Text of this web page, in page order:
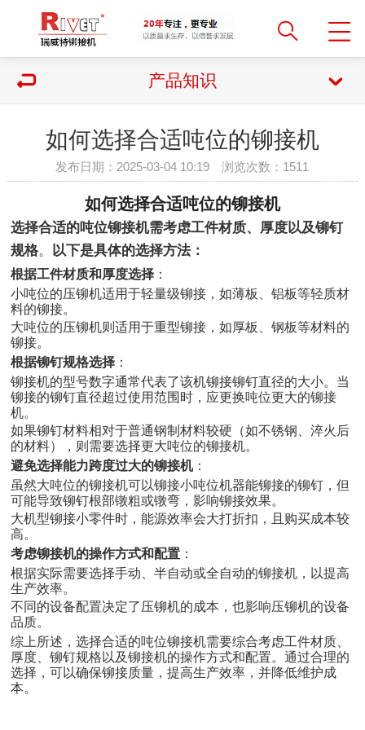
产品知识
如何选择合适吨位的铆接机
发布日期：2025-03-04 10:19 浏览次数： 1511
如何选择合适吨位的铆接机
选择合适的吨位铆接机需考虑工件材质、厚度以及铆钉
规格‌。 以下是具体的选择方法：
根据工件材质和厚度选择 ‌：
小吨位的压铆机适用于轻量级铆接，如薄板、铝板等轻质材
料的铆接‌。
大吨位的压铆机则适用于重型铆接，如厚板、钢板等材料的
铆接‌。
根据铆钉规格选择 ‌：
铆接机的型号数字通常代表了该机铆接铆钉直径的大小。当
铆接的铆钉直径超过使用范围时，应更换吨位更大的铆接
机‌。
如果铆钉材料相对于普通钢制材料较硬（如不锈钢、淬火后
的材料），则需要选择更大吨位的铆接机‌。
避免选择能力跨度过大的铆接机 ‌：
虽然大吨位的铆接机可以铆接小吨位机器能铆接的铆钉，但
可能导致铆钉根部镦粗或镦弯，影响铆接效果‌。
大机型铆接小零件时，能源效率会大打折扣，且购买成本较
高‌。
考虑铆接机的操作方式和配置 ‌：
根据实际需要选择手动、半自动或全自动的铆接机，以提高
生产效率‌。
不同的设备配置决定了压铆机的成本，也影响压铆机的设备
品质‌。
综上所述，选择合适的吨位铆接机需要综合考虑工件材质、
厚度、铆钉规格以及铆接机的操作方式和配置。通过合理的
选择，可以确保铆接质量，提高生产效率，并降低维护成
本。